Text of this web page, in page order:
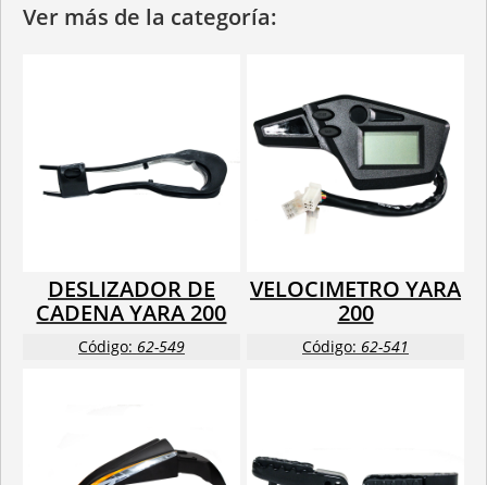
Ver más de la categoría:
DESLIZADOR DE
CADENA YARA 200
Código: 62-549
VELOCIMETRO YARA
200
Código: 62-541